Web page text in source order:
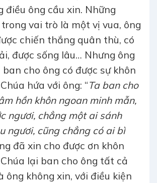
điều ông cầu xin. Những
vai trò là một vị vua, ông
chiến thắng quân thù, có
được sống lâu… Nhưng ông
cho ông có được sự khôn
hứa với ông: “Ta ban cho
hồn khôn ngoan minh mẫn,
ngươi, chẳng một ai sánh
ngươi, cũng chẳng có ai bì
đã xin cho được ơn khôn
lại ban cho ông tất cả
ông không xin, với điều kiện